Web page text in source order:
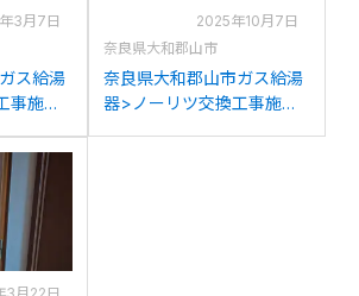
3月7日
ス給湯
事施工
からノ
2025年10月7日
奈良県大和郡山市
奈良県大和郡山市ガス給湯
器>ノーリツ交換工事施工